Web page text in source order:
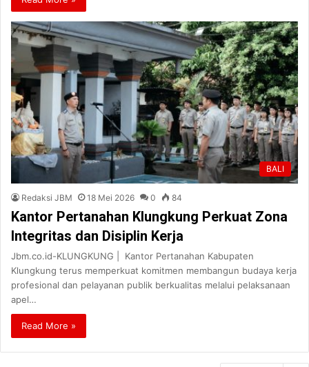
BALI
Redaksi JBM 18 Mei 2026 0 84
Kantor Pertanahan Klungkung Perkuat Zona
Integritas dan Disiplin Kerja
Jbm.co.id-KLUNGKUNG | Kantor Pertanahan Kabupaten
Klungkung terus memperkuat komitmen membangun budaya kerja
profesional dan pelayanan publik berkualitas melalui pelaksanaan
apel…
Read More »